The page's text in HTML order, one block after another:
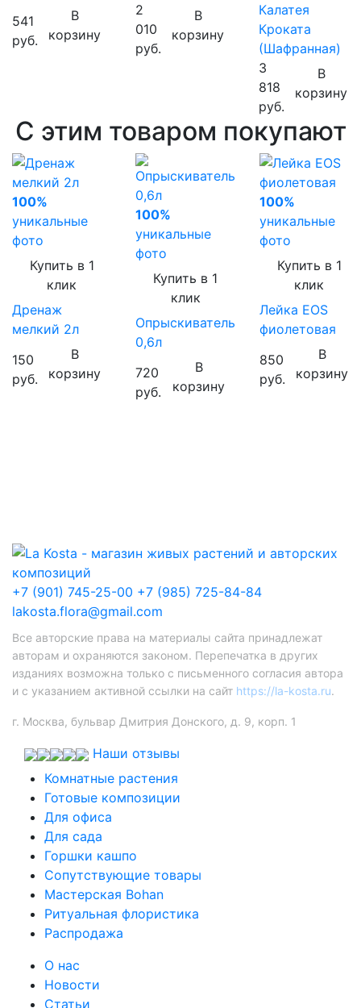
541
руб.
В
корзину
2
010
руб.
В
корзину
Калатея
Кроката
(Шафранная)
3
818
руб.
В
корзину
С этим товаром покупают
100%
уникальные
фото
Купить в 1
клик
Дренаж
мелкий 2л
150
руб.
В
корзину
100%
уникальные
фото
Купить в 1
клик
Опрыскиватель
0,6л
720
руб.
В
корзину
100%
уникальные
фото
Купить в 1
клик
Лейка EOS
фиолетовая
850
руб.
В
корзину
+7 (901) 745-25-00 +7 (985) 725-84-84
lakosta.flora@gmail.com
Все авторские права на материалы сайта принадлежат
авторам и охраняются законом. Перепечатка в других
изданиях возможна только с письменного согласия автора
и с указанием активной ссылки на сайт https://la-kosta.ru.
г. Москва, бульвар Дмитрия Донского, д. 9, корп. 1
Наши отзывы
Комнатные растения
Готовые композиции
Для офиса
Для сада
Горшки кашпо
Сопутствующие товары
Мастерская Bohan
Ритуальная флористика
Распродажа
О нас
Новости
Статьи